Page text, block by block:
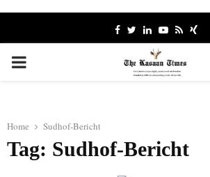
Facebook
TwitterLinkedinYoutube
RssXing
PRIMARY
Home Sudhof-Bericht
Tag: Sudhof-Bericht